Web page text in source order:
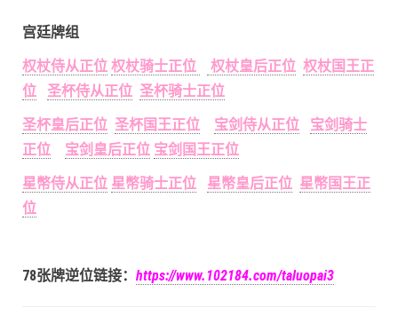
宫廷牌组
权杖侍从正位 权杖骑士正位 权杖皇后正位 权杖国王正
位
圣杯侍从正位 圣杯骑士正位
圣杯皇后正位 圣杯国王正位 宝剑侍从正位
宝剑骑士
正位
宝剑皇后正位 宝剑国王正位
星幣侍从正位 星幣骑士正位 星幣皇后正位 星幣国王正
位
78张牌逆位链接： https://www.102184.com/taluopai3